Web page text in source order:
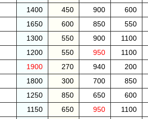
1400 450 900 600
1650 600 850 550
1300 550 900 1100
1200 550 950 1100
1900 270 940 200
1800 300 700 850
1250 850 650 600
1150 650 950 1100